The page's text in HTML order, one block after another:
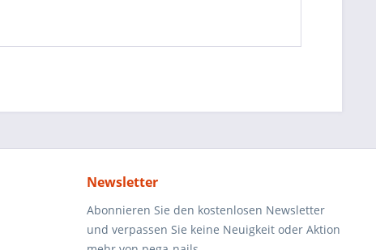
Newsletter
Abonnieren Sie den kostenlosen Newsletter
und verpassen Sie keine Neuigkeit oder Aktion